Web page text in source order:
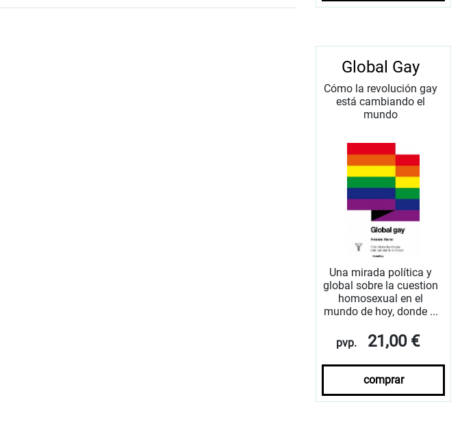
Global Gay
Cómo la revolución gay
está cambiando el
mundo
Una mirada política y
global sobre la cuestion
homosexual en el
mundo de hoy, donde ...
pvp. 21,00 €
comprar